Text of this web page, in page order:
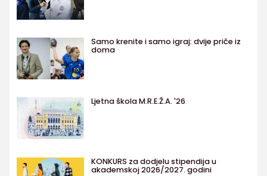
Samo krenite i samo igraj: dvije priče iz
doma
Ljetna škola M.R.E.Ž.A. '26
KONKURS za dodjelu stipendija u
akademskoj 2026/2027. godini